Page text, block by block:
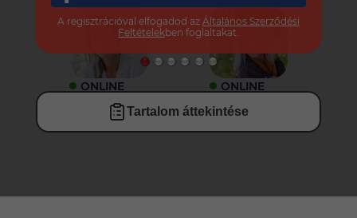
ONLINE ONLINE
Tartalom áttekintése
A regisztrációval elfogadod az Általános Szerződési
Feltételekben foglaltakat.